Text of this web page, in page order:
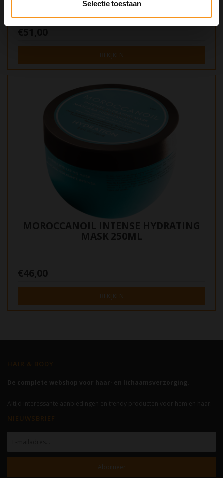
Selectie toestaan
BEKIJKEN
MOROCCANOIL INTENSE HYDRATING
MASK 250ML
€46,00
BEKIJKEN
HAIR & BODY
De complete webshop voor haar- en lichaamsverzorging.
Altijd interessante aanbiedingen en trendy producten voor hem en haar.
NIEUWSBRIEF
Abonneer